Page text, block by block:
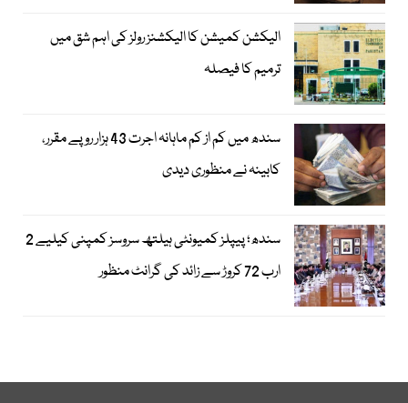
الیکشن کمیشن کا الیکشنز رولز کی اہم شق میں
ترمیم کا فیصلہ
سندھ میں کم از کم ماہانہ اجرت 43 ہزار روپے مقرر،
کابینہ نے منظوری دیدی
سندھ؛ پیپلز کمیونٹی ہیلتھ سروسز کمپنی کیلیے 2
ارب 72 کروڑ سے زائد کی گرانٹ منظور